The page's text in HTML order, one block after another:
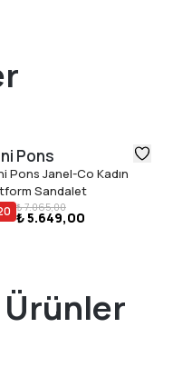
tercih etmeniz önerilir.
ayağa zarif ve güvenli
Pons
Pons Janel-Co Kadın
Sandalet
₺ 7.065,00
₺ 5.649,00
Ürünler